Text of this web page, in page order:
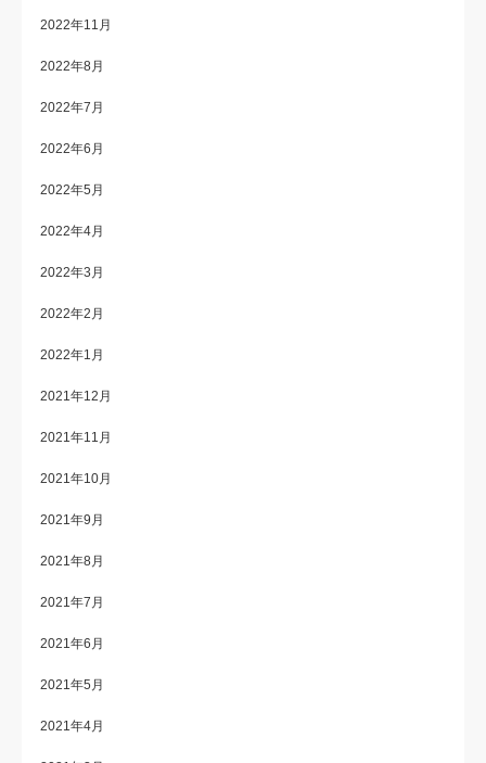
2022年11月
2022年8月
2022年7月
2022年6月
2022年5月
2022年4月
2022年3月
2022年2月
2022年1月
2021年12月
2021年11月
2021年10月
2021年9月
2021年8月
2021年7月
2021年6月
2021年5月
2021年4月